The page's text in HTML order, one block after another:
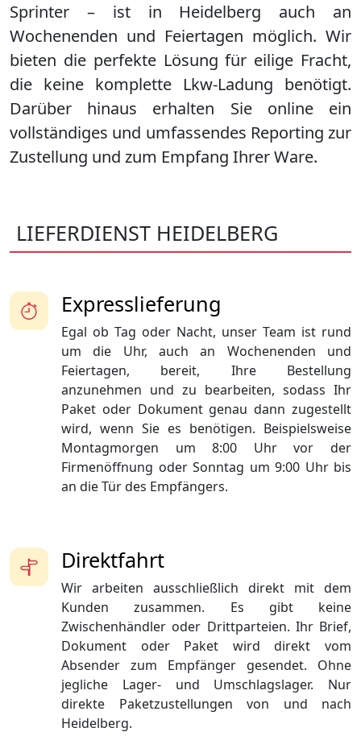
Sprinter – ist in Heidelberg auch an
Wochenenden und Feiertagen möglich. Wir
bieten die perfekte Lösung für eilige Fracht,
die keine komplette Lkw-Ladung benötigt.
Darüber hinaus erhalten Sie online ein
vollständiges und umfassendes Reporting zur
Zustellung und zum Empfang Ihrer Ware.
LIEFERDIENST HEIDELBERG
Direktfahrt
Wir arbeiten ausschließlich direkt mit dem
Kunden zusammen. Es gibt keine
Zwischenhändler oder Drittparteien. Ihr Brief,
Dokument oder Paket wird direkt vom
Absender zum Empfänger gesendet. Ohne
jegliche Lager- und Umschlagslager. Nur
direkte Paketzustellungen von und nach
Heidelberg.
Expresslieferung
Egal ob Tag oder Nacht, unser Team ist rund
um die Uhr, auch an Wochenenden und
Feiertagen, bereit, Ihre Bestellung
anzunehmen und zu bearbeiten, sodass Ihr
Paket oder Dokument genau dann zugestellt
wird, wenn Sie es benötigen. Beispielsweise
Montagmorgen um 8:00 Uhr vor der
Firmenöffnung oder Sonntag um 9:00 Uhr bis
an die Tür des Empfängers.